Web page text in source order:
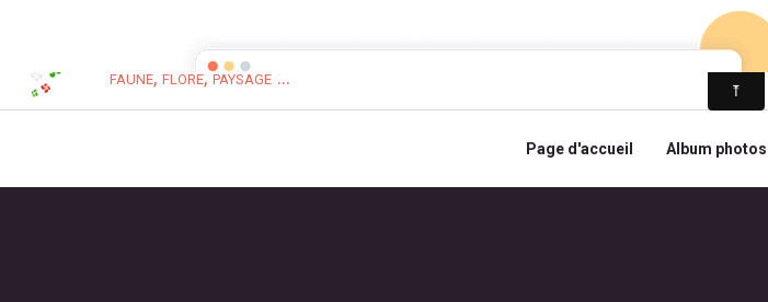
Pays Basque Nature
faune, flore, paysage ...
Page d'accueil Album photos